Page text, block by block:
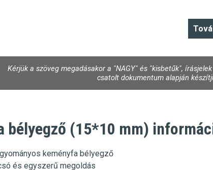
Kérjük a szöveg megadásakor a "NAGY" és "kisbetűk",
csatolt dokumentum alapján
bélyegző (15*10 mm)
keményfa bélyegző
és egyszerű megoldás